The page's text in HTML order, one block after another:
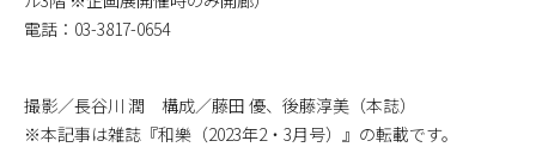
電話：03-3817-0654
撮影／長谷川 潤 構成／藤田 優、後藤淳美（本誌）
※本記事は雑誌『和樂（2023年2・3月号）』の転載です。